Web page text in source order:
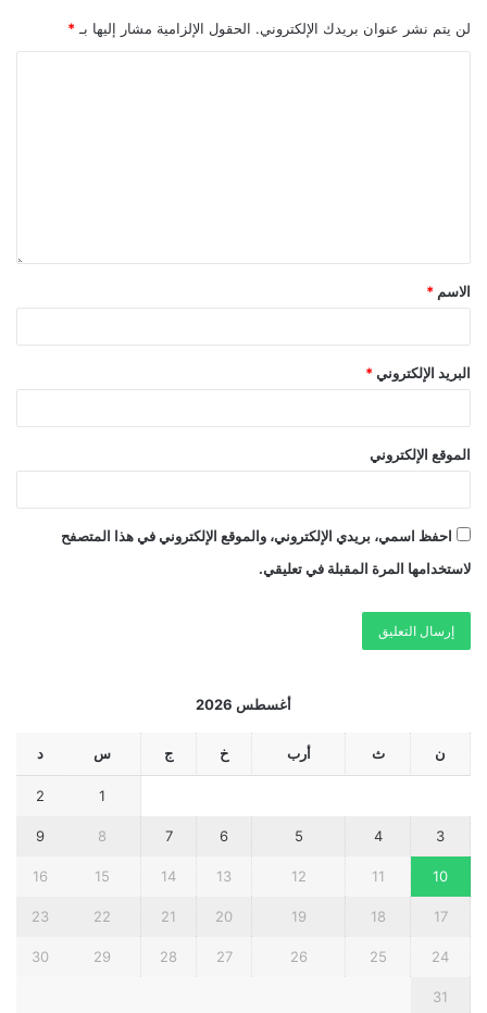
لن يتم نشر عنوان بريدك الإلكتروني. الحقول الإلزامية مشار إليها بـ *
الاسم *
البريد الإلكتروني *
الموقع الإلكتروني
احفظ اسمي، بريدي الإلكتروني، والموقع الإلكتروني في هذا المتصفح
لاستخدامها المرة المقبلة في تعليقي.
أغسطس 2026
ن ث أرب خ ج س د
1
2
3
4
5
6
7
8
9
10
11
12
13
14
15
16
17
18
19
20
21
22
23
24
25
26
27
28
29
30
31